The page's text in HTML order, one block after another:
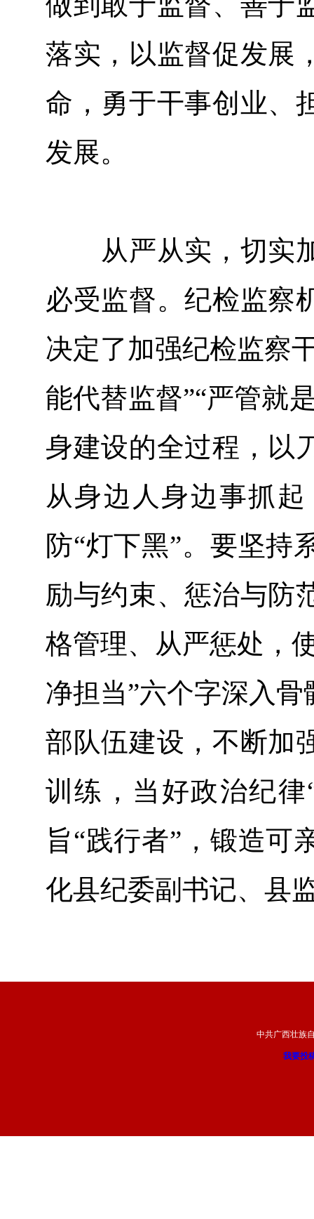
落实，以监督促发展
命，勇于干事创业、
发展。
从严从实，切实加
必受监督。纪检监察
决定了加强纪检监察
能代替监督”“严管就
身建设的全过程，以
从身边人身边事抓
防“灯下黑”。要坚持
励与约束、惩治与防
格管理、从严惩处，
净担当”六个字深入
部队伍建设，不断加
训练，当好政治纪
旨“践行者”，锻造可
化县纪委副书记、县
中共广西壮族
我要投